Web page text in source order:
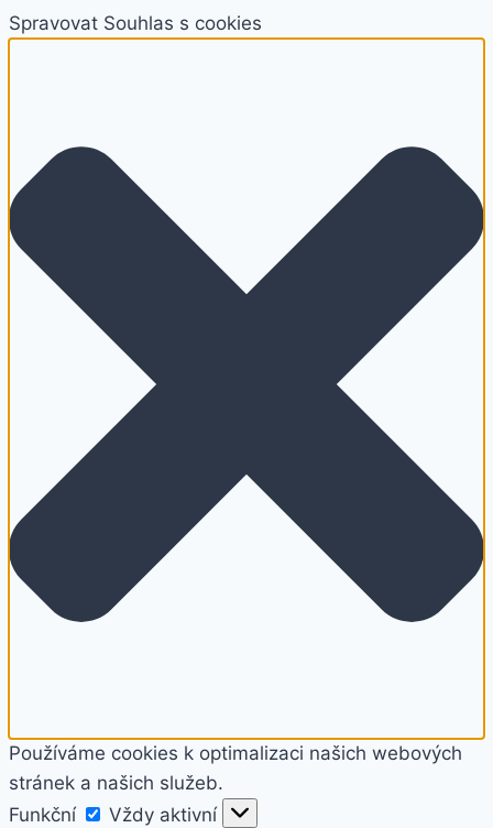
Spravovat Souhlas s cookies
Používáme cookies k optimalizaci našich webových
stránek a našich služeb.
Funkční
Funkční
Vždy aktivní